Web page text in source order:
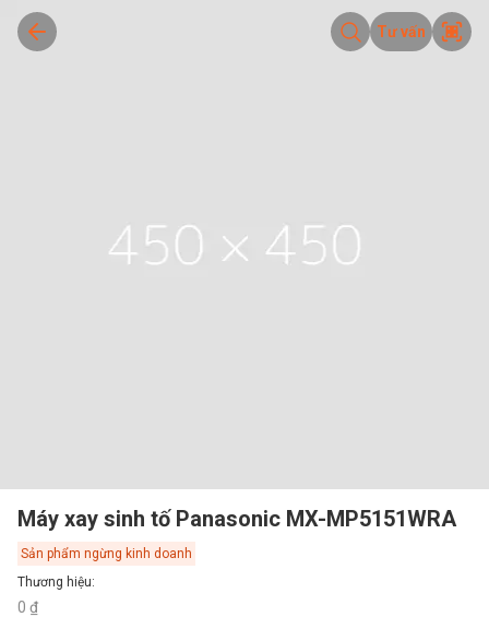
Tư vấn
Máy xay sinh tố Panasonic MX-MP5151WRA
Sản phẩm ngừng kinh doanh
Thương hiệu:
0 ₫